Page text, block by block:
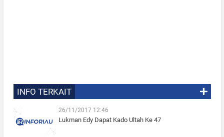
INFO TERKAIT
26/11/2017 12:46
Lukman Edy Dapat Kado Ultah Ke 47